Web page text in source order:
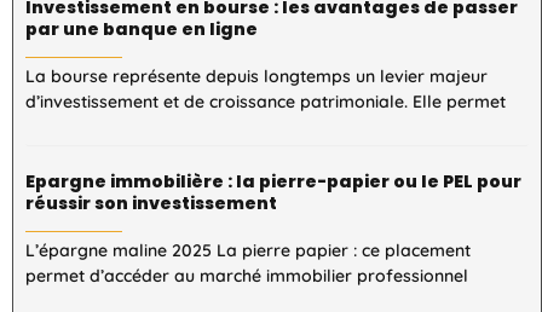
Investissement en bourse : les avantages de passer
par une banque en ligne
La bourse représente depuis longtemps un levier majeur
d’investissement et de croissance patrimoniale. Elle permet
Epargne immobilière : la pierre-papier ou le PEL pour
réussir son investissement
L’épargne maline 2025 La pierre papier : ce placement
permet d’accéder au marché immobilier professionnel